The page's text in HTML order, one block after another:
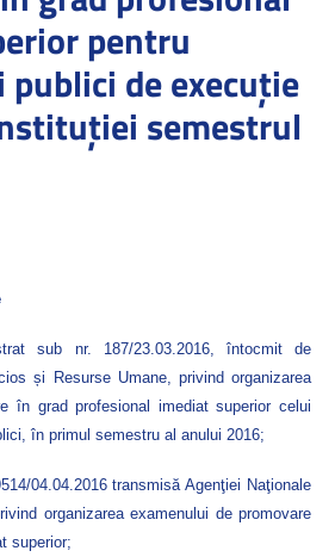
pentru
de execuţie
semestrul
sub nr. 187/23.03.2016, întocmit de
și Resurse Umane, privind organizarea
în grad profesional imediat superior celui
în primul semestru al anului 2016;
04.04.2016 transmisă Agenţiei Naţionale
organizarea examenului de promovare
superior;